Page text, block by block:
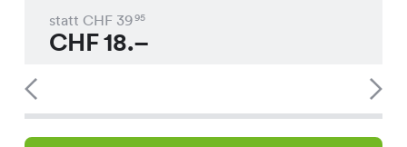
statt CHF 3995
CHF18.–